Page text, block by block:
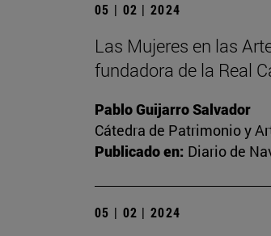
05 | 02 | 2024
Las Mujeres en las
fundadora de la Real
Pablo Guijarro Salvador
Cátedra de Patrimonio y
Publicado en: Diario de
05 | 02 | 2024